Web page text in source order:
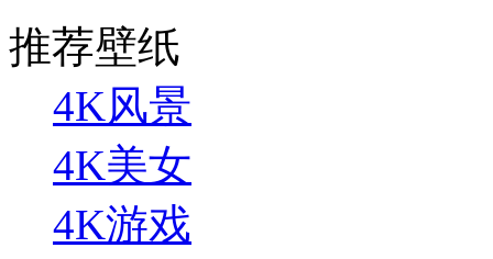
推荐壁纸
4K风景
4K美女
4K游戏